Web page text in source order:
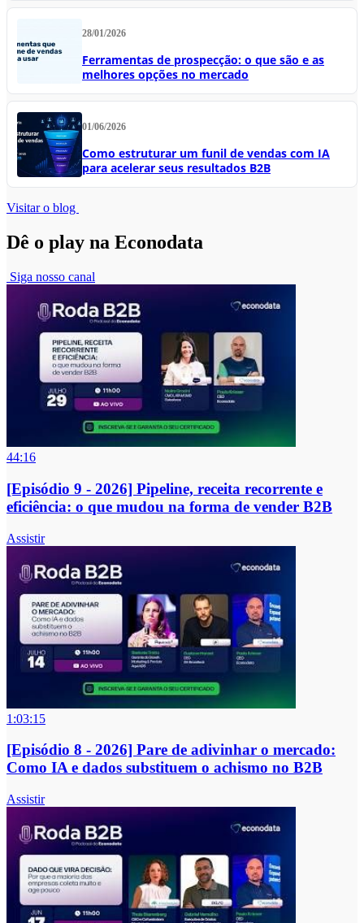
28/01/2026
Ferramentas de prospecção: o que são e as
melhores opções no mercado
01/06/2026
Como estruturar um funil de vendas com IA
para acelerar seus resultados B2B
Visitar o blog
Dê o play na Econodata
Siga nosso canal
44:16
[Episódio 9 - 2026] Pipeline, receita recorrente e
eficiência: o que mudou na forma de vender B2B
Assistir
1:03:15
[Episódio 8 - 2026] Pare de adivinhar o mercado:
Como IA e dados substituem o achismo no B2B
Assistir